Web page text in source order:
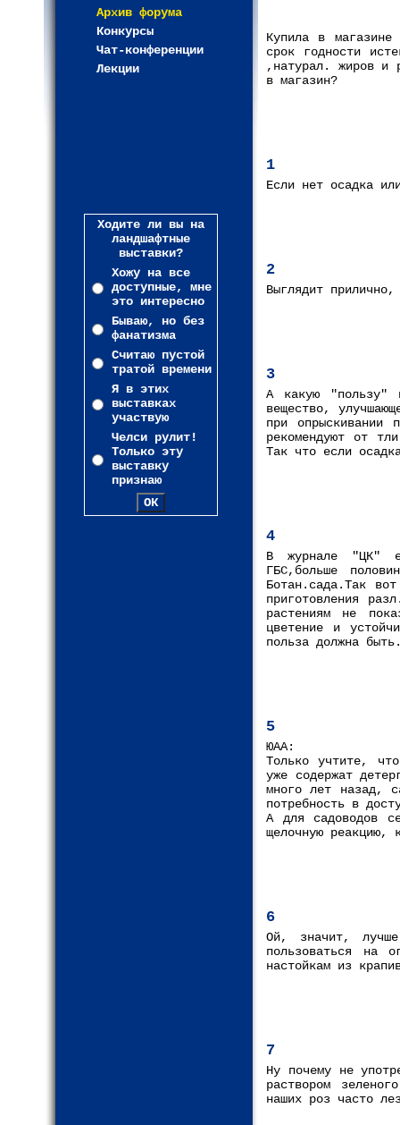
Архив форума
Конкурсы
Чат-конференции
Лекции
Ходите ли вы на
ландшафтные
выставки?
Хожу на все
доступные, мне
это интересно
Бываю, но без
фанатизма
Считаю пустой
тратой времени
Я в этих
выставках
участвую
Челси рулит!
Только эту
выставку
признаю
Купила в
срок годности
,натурал. жиров и
в магазин?
1
Если нет осадка
2
Выглядит
3
А какую "пользу"
вещество,
при опрыскивании
рекомендуют от
Так что если
4
В журнале "ЦК"
ГБС,больше
Ботан.сада.Так
приготовления
растениям не
цветение и
польза должна
5
ЮАА:
Только учтите,
уже содержат
много лет назад,
потребность в
А для садоводов
щелочную реакцию,
6
Ой, значит,
пользоваться на
настойкам из
7
Ну почему не
раствором
наших роз часто